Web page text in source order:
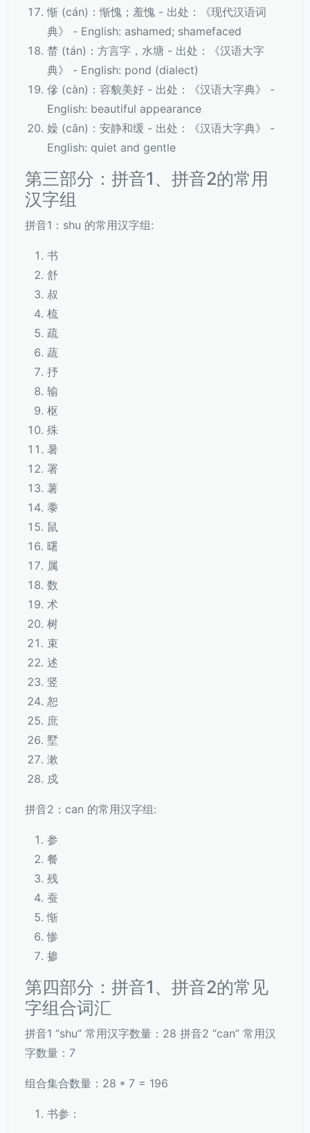
惭 (cán)：惭愧；羞愧 - 出处：《现代汉语词
典》 - English: ashamed; shamefaced
榃 (tán)：方言字，水塘 - 出处：《汉语大字
典》 - English: pond (dialect)
傪 (càn)：容貌美好 - 出处：《汉语大字典》 -
English: beautiful appearance
嬠 (cān)：安静和缓 - 出处：《汉语大字典》 -
English: quiet and gentle
第三部分：拼音1、拼音2的常用
汉字组
拼音1：shu 的常用汉字组:
书
舒
叔
梳
疏
蔬
抒
输
枢
殊
暑
署
薯
黍
鼠
曙
属
数
术
树
束
述
竖
恕
庶
墅
漱
戍
拼音2：can 的常用汉字组:
参
餐
残
蚕
惭
惨
掺
第四部分：拼音1、拼音2的常见
字组合词汇
拼音1 “shu” 常用汉字数量：28 拼音2 “can” 常用汉
字数量：7
组合集合数量：28 * 7 = 196
书参：